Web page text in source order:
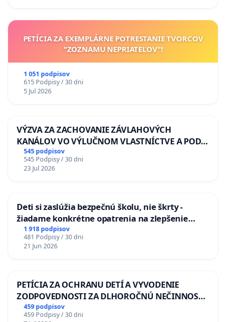
PETÍCIA ZA EXEMPLÁRNE POTRESTANIE TVORCOV
"ZOZNAMU NEPRIATEĽOV"!
1 051 podpisov
615 Podpisy / 30 dni
5 Jul 2026
VÝZVA ZA ZACHOVANIE ZÁVLAHOVÝCH
KANÁLOV VO VÝLUČNOM VLASTNÍCTVE A POD
KONTROLOU SLOVENSKEJ REPUBLIKY & žiadosť
na riešenie zanedbaného stavu závlahových a
odvodňovacích kanálov na Slovensku
545 podpisov
545 Podpisy / 30 dni
23 Jul 2026
Deti si zaslúžia bezpečnú školu, nie škrty -
žiadame konkrétne opatrenia na zlepšenie
situácie v školstve
1 918 podpisov
481 Podpisy / 30 dni
21 Jun 2026
PETÍCIA ZA OCHRANU DETÍ A VYVODENIE
ZODPOVEDNOSTI ZA DLHOROČNÚ NEČINNOSŤ
A ZLYHANIE ŠTÁTU
459 podpisov
459 Podpisy / 30 dni